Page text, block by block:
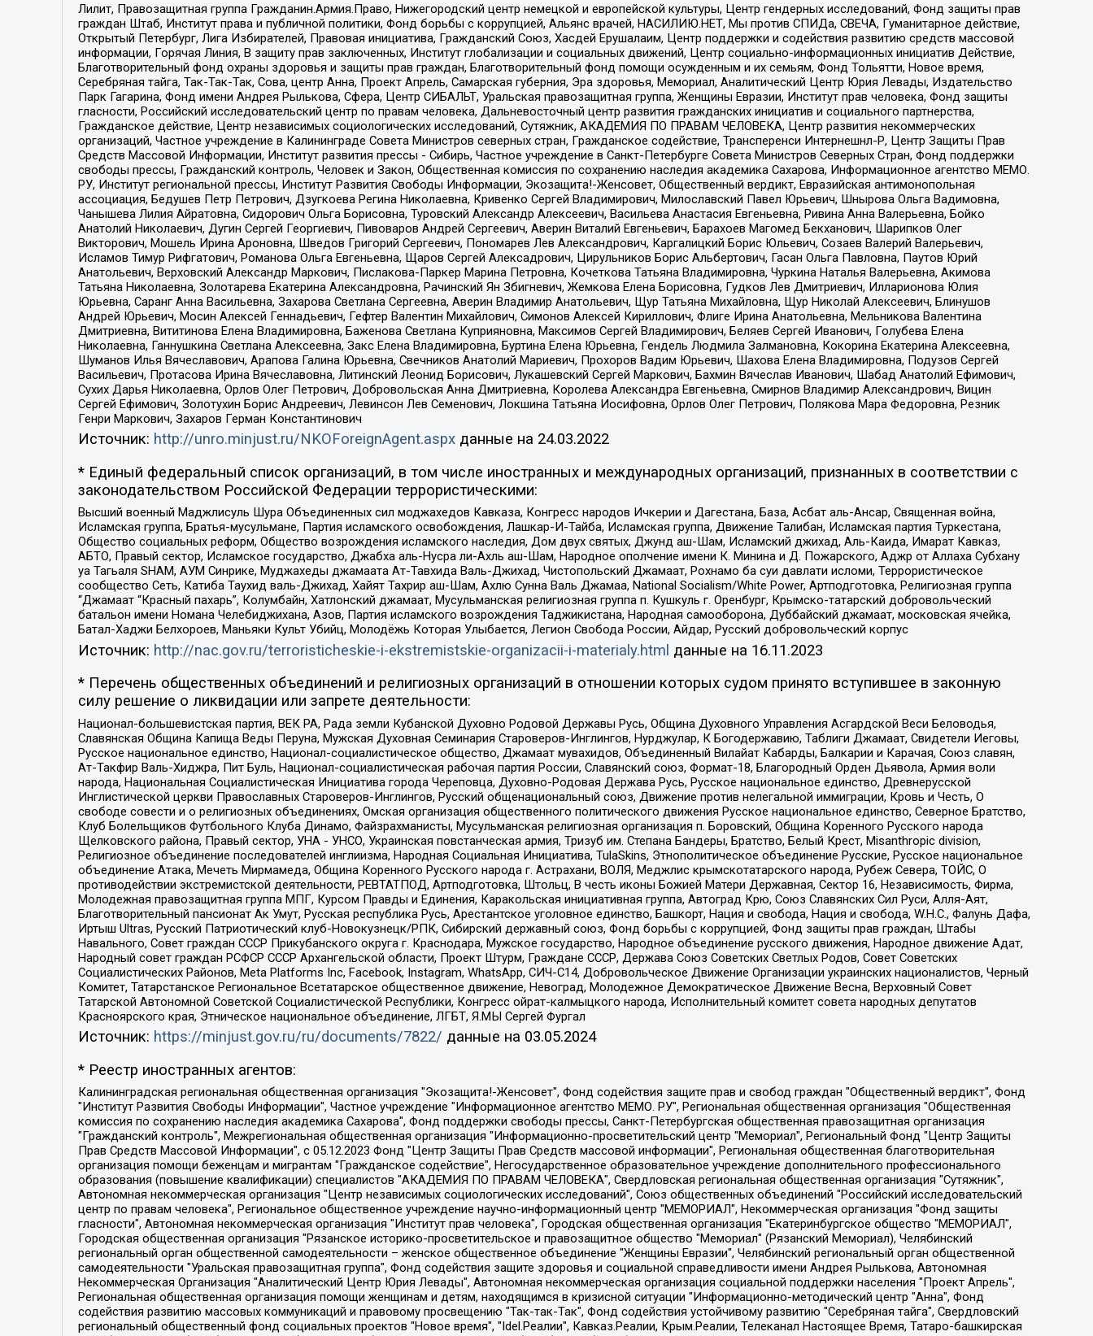
Лилит, Правозащитная группа Гражданин.Армия.Право, Нижегородский центр немецкой и европейской культуры, Центр гендерных исследований, Фонд защиты прав
граждан Штаб, Институт права и публичной политики, Фонд борьбы с коррупцией, Альянс врачей, НАСИЛИЮ.НЕТ, Мы против СПИДа, СВЕЧА, Гуманитарное действие,
Открытый Петербург, Лига Избирателей, Правовая инициатива, Гражданский Союз, Хасдей Ерушалаим, Центр поддержки и содействия развитию средств массовой
информации, Горячая Линия, В защиту прав заключенных, Институт глобализации и социальных движений, Центр социально-информационных инициатив Действие,
Благотворительный фонд охраны здоровья и защиты прав граждан, Благотворительный фонд помощи осужденным и их семьям, Фонд Тольятти, Новое время,
Серебряная тайга, Так-Так-Так, Сова, центр Анна, Проект Апрель, Самарская губерния, Эра здоровья, Мемориал, Аналитический Центр Юрия Левады, Издательство
Парк Гагарина, Фонд имени Андрея Рылькова, Сфера, Центр СИБАЛЬТ, Уральская правозащитная группа, Женщины Евразии, Институт прав человека, Фонд защиты
гласности, Российский исследовательский центр по правам человека, Дальневосточный центр развития гражданских инициатив и социального партнерства,
Гражданское действие, Центр независимых социологических исследований, Сутяжник, АКАДЕМИЯ ПО ПРАВАМ ЧЕЛОВЕКА, Центр развития некоммерческих
организаций, Частное учреждение в Калининграде Совета Министров северных стран, Гражданское содействие, Трансперенси Интернешнл-Р, Центр Защиты Прав
Средств Массовой Информации, Институт развития прессы - Сибирь, Частное учреждение в Санкт-Петербурге Совета Министров Северных Стран, Фонд поддержки
свободы прессы, Гражданский контроль, Человек и Закон, Общественная комиссия по сохранению наследия академика Сахарова, Информационное агентство МЕМО.
РУ, Институт региональной прессы, Институт Развития Свободы Информации, Экозащита!-Женсовет, Общественный вердикт, Евразийская антимонопольная
ассоциация, Бедушев Петр Петрович, Дзугкоева Регина Николаевна, Кривенко Сергей Владимирович, Милославский Павел Юрьевич, Шнырова Ольга Вадимовна,
Чанышева Лилия Айратовна, Сидорович Ольга Борисовна, Туровский Александр Алексеевич, Васильева Анастасия Евгеньевна, Ривина Анна Валерьевна, Бойко
Анатолий Николаевич, Дугин Сергей Георгиевич, Пивоваров Андрей Сергеевич, Аверин Виталий Евгеньевич, Барахоев Магомед Бекханович, Шарипков Олег
Викторович, Мошель Ирина Ароновна, Шведов Григорий Сергеевич, Пономарев Лев Александрович, Каргалицкий Борис Юльевич, Созаев Валерий Валерьевич,
Исламов Тимур Рифгатович, Романова Ольга Евгеньевна, Щаров Сергей Алексадрович, Цирульников Борис Альбертович, Гасан Ольга Павловна, Паутов Юрий
Анатольевич, Верховский Александр Маркович, Пислакова-Паркер Марина Петровна, Кочеткова Татьяна Владимировна, Чуркина Наталья Валерьевна, Акимова
Татьяна Николаевна, Золотарева Екатерина Александровна, Рачинский Ян Збигневич, Жемкова Елена Борисовна, Гудков Лев Дмитриевич, Илларионова Юлия
Юрьевна, Саранг Анна Васильевна, Захарова Светлана Сергеевна, Аверин Владимир Анатольевич, Щур Татьяна Михайловна, Щур Николай Алексеевич, Блинушов
Андрей Юрьевич, Мосин Алексей Геннадьевич, Гефтер Валентин Михайлович, Симонов Алексей Кириллович, Флиге Ирина Анатольевна, Мельникова Валентина
Дмитриевна, Вититинова Елена Владимировна, Баженова Светлана Куприяновна, Максимов Сергей Владимирович, Беляев Сергей Иванович, Голубева Елена
Николаевна, Ганнушкина Светлана Алексеевна, Закс Елена Владимировна, Буртина Елена Юрьевна, Гендель Людмила Залмановна, Кокорина Екатерина Алексеевна,
Шуманов Илья Вячеславович, Арапова Галина Юрьевна, Свечников Анатолий Мариевич, Прохоров Вадим Юрьевич, Шахова Елена Владимировна, Подузов Сергей
Васильевич, Протасова Ирина Вячеславовна, Литинский Леонид Борисович, Лукашевский Сергей Маркович, Бахмин Вячеслав Иванович, Шабад Анатолий Ефимович,
Сухих Дарья Николаевна, Орлов Олег Петрович, Добровольская Анна Дмитриевна, Королева Александра Евгеньевна, Смирнов Владимир Александрович, Вицин
Сергей Ефимович, Золотухин Борис Андреевич, Левинсон Лев Семенович, Локшина Татьяна Иосифовна, Орлов Олег Петрович, Полякова Мара Федоровна, Резник
Генри Маркович, Захаров Герман Константинович
Источник: http://unro.minjust.ru/NKOForeignAgent.aspxданные на 24.03.2022
* Единый федеральный список организаций, в том числе иностранных и международных организаций, признанных в соответствии с
законодательством Российской Федерации террористическими:
Высший военный Маджлисуль Шура Объединенных сил моджахедов Кавказа, Конгресс народов Ичкерии и Дагестана, База, Асбат аль-Ансар, Священная война,
Исламская группа, Братья-мусульмане, Партия исламского освобождения, Лашкар-И-Тайба, Исламская группа, Движение Талибан, Исламская партия Туркестана,
Общество социальных реформ, Общество возрождения исламского наследия, Дом двух святых, Джунд аш-Шам, Исламский джихад, Аль-Каида, Имарат Кавказ,
АБТО, Правый сектор, Исламское государство, Джабха аль-Нусра ли-Ахль аш-Шам, Народное ополчение имени К. Минина и Д. Пожарского, Аджр от Аллаха Субхану
уа Тагьаля SHAM, АУМ Синрике, Муджахеды джамаата Ат-Тавхида Валь-Джихад, Чистопольский Джамаат, Рохнамо ба суи давлати исломи, Террористическое
сообщество Сеть, Катиба Таухид валь-Джихад, Хайят Тахрир аш-Шам, Ахлю Сунна Валь Джамаа, National Socialism/White Power, Артподготовка, Религиозная группа
“Джамаат “Красный пахарь”, Колумбайн, Хатлонский джамаат, Мусульманская религиозная группа п. Кушкуль г. Оренбург, Крымско-татарский добровольческий
батальон имени Номана Челебиджихана, Азов, Партия исламского возрождения Таджикистана, Народная самооборона, Дуббайский джамаат, московская ячейка,
Батал-Хаджи Белхороев, Маньяки Культ Убийц, Молодёжь Которая Улыбается, Легион Свобода России, Айдар, Русский добровольческий корпус
Источник: http://nac.gov.ru/terroristicheskie-i-ekstremistskie-organizacii-i-materialy.html данные на 16.11.2023
* Перечень общественных объединений и религиозных организаций в отношении которых судом принято вступившее в законную
силу решение о ликвидации или запрете деятельности:
Национал-большевистская партия, ВЕК РА, Рада земли Кубанской Духовно Родовой Державы Русь, Община Духовного Управления Асгардской Веси Беловодья,
Славянская Община Капища Веды Перуна, Мужская Духовная Семинария Староверов-Инглингов, Нурджулар, К Богодержавию, Таблиги Джамаат, Свидетели Иеговы,
Русское национальное единство, Национал-социалистическое общество, Джамаат мувахидов, Объединенный Вилайат Кабарды, Балкарии и Карачая, Союз славян,
Ат-Такфир Валь-Хиджра, Пит Буль, Национал-социалистическая рабочая партия России, Славянский союз, Формат-18, Благородный Орден Дьявола, Армия воли
народа, Национальная Социалистическая Инициатива города Череповца, Духовно-Родовая Держава Русь, Русское национальное единство, Древнерусской
Инглистической церкви Православных Староверов-Инглингов, Русский общенациональный союз, Движение против нелегальной иммиграции, Кровь и Честь, О
свободе совести и о религиозных объединениях, Омская организация общественного политического движения Русское национальное единство, Северное Братство,
Клуб Болельщиков Футбольного Клуба Динамо, Файзрахманисты, Мусульманская религиозная организация п. Боровский, Община Коренного Русского народа
Щелковского района, Правый сектор, УНА - УНСО, Украинская повстанческая армия, Тризуб им. Степана Бандеры, Братство, Белый Крест, Misanthropic division,
Религиозное объединение последователей инглиизма, Народная Социальная Инициатива, TulaSkins, Этнополитическое объединение Русские, Русское национальное
объединение Атака, Мечеть Мирмамеда, Община Коренного Русского народа г. Астрахани, ВОЛЯ, Меджлис крымскотатарского народа, Рубеж Севера, ТОЙС, О
противодействии экстремистской деятельности, РЕВТАТПОД, Артподготовка, Штольц, В честь иконы Божией Матери Державная, Сектор 16, Независимость, Фирма,
Молодежная правозащитная группа МПГ, Курсом Правды и Единения, Каракольская инициативная группа, Автоград Крю, Союз Славянских Сил Руси, Алля-Аят,
Благотворительный пансионат Ак Умут, Русская республика Русь, Арестантское уголовное единство, Башкорт, Нация и свобода, Нация и свобода, W.H.С., Фалунь Дафа,
Иртыш Ultras, Русский Патриотический клуб-Новокузнецк/РПК, Сибирский державный союз, Фонд борьбы с коррупцией, Фонд защиты прав граждан, Штабы
Навального, Совет граждан СССР Прикубанского округа г. Краснодара, Мужское государство, Народное объединение русского движения, Народное движение Адат,
Народный совет граждан РСФСР СССР Архангельской области, Проект Штурм, Граждане СССР, Держава Союз Советских Светлых Родов, Совет Советских
Социалистических Районов, Meta Platforms Inc, Facebook, Instagram, WhatsApp, СИЧ-С14, Добровольческое Движение Организации украинских националистов, Черный
Комитет, Татарстанское Региональное Всетатарское общественное движение, Невоград, Молодежное Демократическое Движение Весна, Верховный Совет
Татарской Автономной Советской Социалистической Республики, Конгресс ойрат-калмыцкого народа, Исполнительный комитет совета народных депутатов
Красноярского края, Этническое национальное объединение, ЛГБТ, Я.МЫ Сергей Фургал
Источник: https://minjust.gov.ru/ru/documents/7822/ данные на 03.05.2024
* Реестр иностранных агентов:
Калининградская региональная общественная организация "Экозащита!-Женсовет", Фонд содействия защите прав и свобод граждан "Общественный вердикт", Фонд "Институт Развития Свободы Информации", Частное учреждение "Информационное агентство МЕМО. РУ", Региональная общественная организация "Общественная комиссия по сохранению наследия академика Сахарова", Фонд поддержки свободы прессы, Санкт-Петербургская общественная правозащитная организация "Гражданский контроль", Межрегиональная общественная организация "Информационно-просветительский центр "Мемориал", Региональный Фонд "Центр Защиты Прав Средств Массовой Информации", с 05.12.2023 Фонд "Центр Защиты Прав Средств массовой информации", Региональная общественная благотворительная организация помощи беженцам и мигрантам "Гражданское содействие", Негосударственное образовательное учреждение дополнительного профессионального образования (повышение квалификации) специалистов "АКАДЕМИЯ ПО ПРАВАМ ЧЕЛОВЕКА", Свердловская региональная общественная организация "Сутяжник", Автономная некоммерческая организация "Центр независимых социологических исследований", Союз общественных объединений "Российский исследовательский центр по правам человека", Региональное общественное учреждение научно-информационный центр "МЕМОРИАЛ", Некоммерческая организация "Фонд защиты гласности", Автономная некоммерческая организация "Институт прав человека", Городская общественная организация "Екатеринбургское общество "МЕМОРИАЛ", Городская общественная организация "Рязанское историко-просветительское и правозащитное общество "Мемориал" (Рязанский Мемориал), Челябинский региональный орган общественной самодеятельности – женское общественное объединение "Женщины Евразии", Челябинский региональный орган общественной самодеятельности "Уральская правозащитная группа", Фонд содействия защите здоровья и социальной справедливости имени Андрея Рылькова, Автономная Некоммерческая Организация "Аналитический Центр Юрия Левады", Автономная некоммерческая организация социальной поддержки населения "Проект Апрель", Региональная общественная организация помощи женщинам и детям, находящимся в кризисной ситуации "Информационно-методический центр "Анна", Фонд содействия развитию массовых коммуникаций и правовому просвещению "Так-так-Так", Фонд содействия устойчивому развитию "Серебряная тайга", Свердловский региональный общественный фонд социальных проектов "Новое время", "Idel.Реалии", Кавказ.Реалии, Крым.Реалии, Телеканал Настоящее Время, Татаро-башкирская служба Радио Свобода (Azatliq Radiosi), Радио Свободная Европа/Радио Свобода (PCE/PC), "Сибирь.Реалии", "Фактограф", Благотворительный фонд помощи осужденным и их семьям, Автономная некоммерческая организация "Институт глобализации и социальных движений", Фонд "В защиту прав заключенных", Частное учреждение "Центр поддержки и содействия развитию средств массовой информации", Пензенский региональный общественный благотворительный фонд "Гражданский союз", "Север.Реалии", Некоммерческая организация Фонд "Правовая инициатива", Общество с ограниченной ответственностью "Радио Свободная Европа/Радио Свобода", Чешское информационное агентство "MEDIUM-ORIENT", Красноярская региональная общественная организация "Мы против СПИДа", Камалягин Денис Николаевич, Маркелов Сергей Евгеньевич, Пономарев Лев Александрович, Савицкая Людмила Алексеевна, Автономная некоммерческая организация "Центр по работе с проблемой насилия "НАСИЛИЮ.НЕТ", Межрегиональный профессиональный союз работников здравоохранения "Альянс врачей", Юридическое лицо, зарегистрированное в Латвийской Республике, SIA "Medusa Project" (регистрационный номер 40103797863, дата регистрации 10.06.2014), Некоммерческая организация "Фонд по борьбе с коррупцией", Автономная некоммерческая организация "Институт права и публичной политики", Баданин Роман Сергеевич, Гликин Максим Александрович, Железнова Мария Михайловна, Лукьянова Юлия Сергеевна, Маетная Елизавета Витальевна, Маняхин Петр Борисович, Чуракова Ольга Владимировна, Ярош Юлия Петровна, Юридическое лицо "The Insider SIA", зарегистрированное в Риге, Латвийская Республика (дата регистрации 26.06.2015), являющееся администратором доменного имени интернет-издания "The Insider SIA", https://theins.ru, Постернак Алексей Евгеньевич, Рубин Михаил Аркадьевич, Анин Роман Александрович, Юридическое лицо Istories fonds, зарегистрированное в Латвийской Республике (регистрационный номер 50008295751, дата регистрации 24.02.2020), Великовский Дмитрий Александрович, Долинина Ирина Николаевна, Мароховская Алеся Алексеевна, Шлейнов Роман Юрьевич, Шмагун Олеся Валентиновна, Общество с ограниченной ответственностью "Альтаир 2021", Общество с ограниченной ответственностью "Вега 2021", Общество с ограниченной ответственностью "Главный редактор 2021", Общество с ограниченной ответственностью "Ромашки монолит", Важенков Артем Валерьевич, Ивановская областная общественная организация "Центр гендерных исследований", Гурман Юрий Альбертович, Медиапроект "ОВД-Инфо", Егоров Владимир Владимирович, Жилинский Владимир Александрович, Общество с ограниченной ответственностью "ЗП", Иванова София Юрьевна, Карезина Инна Павловна, Кильтау Екатерина Викторовна, Петров Алексей Викторович, Пискунов Сергей Евгеньевич, Смирнов Сергей Сергеевич, Тихонов Михаил Сергеевич, Общество с ограниченной ответственностью "ЖУРНАЛИСТ-ИНОСТРАННЫЙ АГЕНТ", Арапова Галина Юрьевна, Вольтская Татьяна Анатольевна, Американская компания "Mason G.E.S. Anonymous Foundation" (США), являющаяся владельцем интернет-издания https://mnews.world/, Компания "Stichting Bellingcat", зарегистрированная в Нидерландах (дата регистрации 11.07.2018), Захаров Андрей Вячеславович, Клепиковская Екатерина Дмитриевна, Общество с ограниченной ответственностью "МЕМО", Перл Роман Александрович, Симонов Евгений Алексеевич, Соловьева Елена Анатольевна, Сотников Даниил Владимирович, Сурначева Елизавета Дмитриевна, Автономная некоммерческая организация по защите прав человека и информированию населения "Якутия – Наше Мнение", Общество с ограниченной ответственностью "Москоу диджитал медиа", с 26.01.2023 Общество с ограниченной ответственностью "Чайка Белые сады", Ветошкина Валерия Валерьевна, Заговора Максим Александрович, Межрегиональное общественное движение "Российская ЛГБТ - сеть", Оленичев Максим Владимирович, Павлов Иван Юрьевич, Скворцова Елена Сергеевна, Общество с ограниченной ответственностью "Как бы инагент", Кочетков Игорь Викторович, Общество с ограниченной ответственностью "Честные выборы", Еланчик Олег Александрович, Общество с ограниченной ответственностью "Нобелевский призыв", Гималова Регина Эмилевна, Григорьев Андрей Валерьевич, Григорьева Алина Александровна, Ассоциация по содействию защите прав призывников, альтернативнослужащих и военнослужащих "Правозащитная группа "Гражданин.Армия.Право", Хисамова Регина Фаритовна, Автономная некоммерческая организация по реализации социально-правовых программ "Лилит", Дальневосточное общественное движение "Маяк", Санкт-Петербургская ЛГБТ-инициативная группа "Выход", Инициативная группа ЛГБТ+ "Реверс", Алексеев Андрей Викторович, Бекбулатова Таисия Львовна, Беляев Иван Михайлович, Владыкина Елена Сергеевна, Гельман Марат Александрович, Никульшина Вероника Юрьевна, Толоконникова Надежда Андреевна, Шендерович Виктор Анатольевич, Общество с ограниченной ответственностью "Данное сообщение", Общество с ограниченной ответственностью Издательский дом "Новая глава", Айнбиндер Александра Александровна, Московский комьюнити-центр для ЛГБТ+инициатив, Благотворительный фонд развития филантропии, Deutsche Welle (Германия, Kurt-Schumacher-Strasse 3, 53113 Bonn), Борзунова Мария Михайловна, Воробьев Виктор Викторович, Голубева Анна Львовна, Константинова Алла Михайловна, Малкова Ирина Владимировна, Мурадов Мурад Абдулгалимович, Осетинская Елизавета Николаевна, Понасенков Евгений Николаевич, Ганапольский Матвей Юрьевич, Киселев Евгений Алексеевич, Борухович Ирина Григорьевна, Дремин Иван Тимофеевич, Дубровский Дмитрий Викторович, Красноярская региональная общественная организация поддержки и развития альтернативных образовательных технологий и межкультурных коммуникаций "ИНТЕРРА", Маяковская Екатерина Алексеевна, Фейгин Марк Захарович, Филимонов Андрей Викторович, Дзугкоева Регина Николаевна, Доброхотов Роман Александрович, Дудь Юрий Александрович, Елкин Сергей Владимирович, Кругликов Кирилл Игоревич, Сабунаева Мария Леонидовна, Семенов Алексей Владимирович, Шаинян Карен Багратович, Шульман Екатерина Михайловна, Асафьев Артур Валерьевич, Вахштайн Виктор Семенович, Венедиктов Алексей Алексеевич, Лушникова Екатерина Евгеньевна, Волков Леонид Михайлович, Невзоров Александр Глебович, Пархоменко Сергей Борисович, Сироткин Ярослав Николаевич, Кара-Мурза Владимир Владимирович, Баранова Наталья Владимировна, Гозман Леонид Яковлевич, Кагарлицкий Борис Юльевич, Климарев Михаил Валерьевич, Милов Владимир Станиславович, Автономная некоммерческая организация Краснодарский центр современного искусства "Типография", Моргенштерн Алишер Тагирович, Соболь Любовь Эдуардовна, Общество с ограниченной ответственностью "ЛИЗА НОРМ", Каспаров Гарри Кимович, Ходорковский Михаил Борисович, Общество с ограниченной ответственностью "Апрельские тезисы", Данилович Ирина Брониславовна, Кашин Олег Владимирович, Петров Николай Владимирович, Пивоваров Алексей Владимирович, Соколов Михаил Владимирович, Цветкова Юлия Владимировна, Чичваркин Евгений Александрович, Комитет против пыток/Команда против пыток, Общество с ограниченной ответственностью "Первый научный", Общество с ограниченной ответственностью "Вертолет и ко", Белоцерковская Вероника Борисовна, Кац Максим Евгеньевич, Лазарева Татьяна Юрьевна, Шаведдинов Руслан Табризович, Яшин Илья Валерьевич, Общество с ограниченной ответственностью "Иноагент ААВ", Алешковский Дмитрий Петрович, Альбац Евгения Марковна, Быков Дмитрий Львович, Галямина Юлия Евгеньевна, Лойко Сергей Леонидович, Мартынов Кирилл Константинович, Медведев Сергей Александрович, Крашенинников Федор Геннадиевич, Гордеева Катерина Вл